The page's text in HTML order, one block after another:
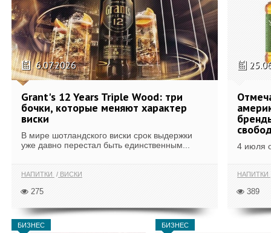
6.07.2026
Grant's 12 Years Triple Wood: три
бочки, которые меняют характер
виски
В мире шотландского виски срок выдержки
уже давно перестал быть единственным...
НАПИТКИ ВИСКИ
275
4 июля
НАПИТКИ
389
БИЗНЕС БИЗНЕС